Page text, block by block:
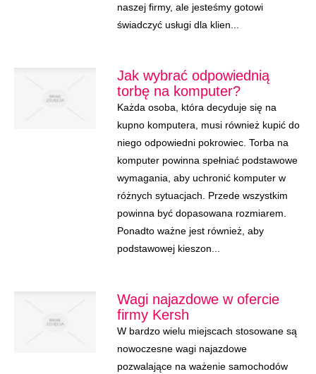
naszej firmy, ale jesteśmy gotowi
świadczyć usługi dla klien...
Jak wybrać odpowiednią
torbę na komputer?
Każda osoba, która decyduje się na
kupno komputera, musi również kupić do
niego odpowiedni pokrowiec. Torba na
komputer powinna spełniać podstawowe
wymagania, aby uchronić komputer w
różnych sytuacjach. Przede wszystkim
powinna być dopasowana rozmiarem.
Ponadto ważne jest również, aby
podstawowej kieszon...
Wagi najazdowe w ofercie
firmy Kersh
W bardzo wielu miejscach stosowane są
nowoczesne wagi najazdowe
pozwalające na ważenie samochodów